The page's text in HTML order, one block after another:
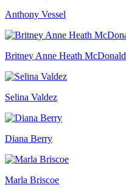
Anthony Vessel
Britney Anne Heath McDonald
Selina Valdez
Diana Berry
Marla Briscoe